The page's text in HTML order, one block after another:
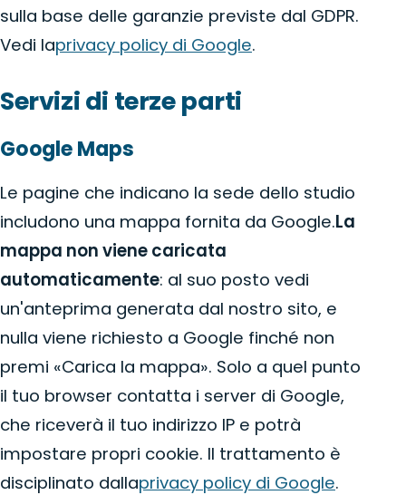
sulla base delle garanzie previste dal GDPR.
Vedi laprivacy policy di Google.
Servizi di terze parti
Google Maps
Le pagine che indicano la sede dello studio
includono una mappa fornita da Google.La
mappa non viene caricata
automaticamente: al suo posto vedi
un'anteprima generata dal nostro sito, e
nulla viene richiesto a Google finché non
premi «Carica la mappa». Solo a quel punto
il tuo browser contatta i server di Google,
che riceverà il tuo indirizzo IP e potrà
impostare propri cookie. Il trattamento è
disciplinato dallaprivacy policy di Google.